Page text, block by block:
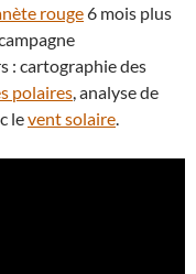
rouge6 mois plus
: cartographie des
polaires, analyse de
levent solaire.